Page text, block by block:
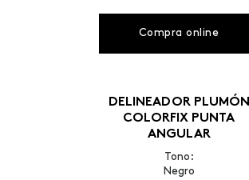
Compra online
DELINEADOR PLUMÓN
COLORFIX PUNTA
ANGULAR
Tono:
Negro